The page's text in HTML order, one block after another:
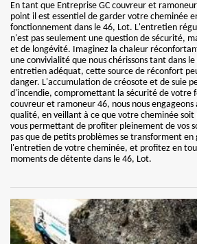
En tant que Entreprise GC couvreur et
point il est essentiel de garder votre cheminée
fonctionnement dans le 46, Lot. L'entretien
n'est pas seulement une question de sécurité,
et de longévité. Imaginez la chaleur
une convivialité que nous chérissons tant dans
entretien adéquat, cette source de réconfort
danger. L'accumulation de créosote et de suie
d'incendie, compromettant la sécurité de votre
couvreur et ramoneur 46, nous nous engageons
qualité, en veillant à ce que votre cheminée
vous permettant de profiter pleinement de vos
pas que de petits problèmes se transforment en
l'entretien de votre cheminée, et profitez en
moments de détente dans le 46, Lot.